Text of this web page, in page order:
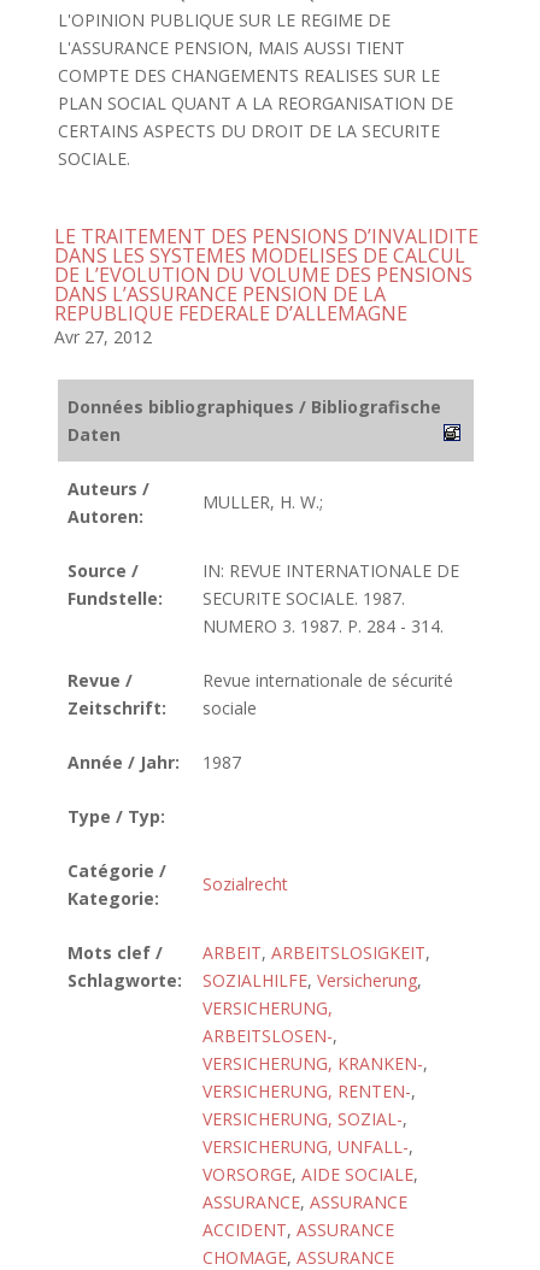
L'OPINION PUBLIQUE SUR LE REGIME DE
L'ASSURANCE PENSION, MAIS AUSSI TIENT
COMPTE DES CHANGEMENTS REALISES SUR LE
PLAN SOCIAL QUANT A LA REORGANISATION DE
CERTAINS ASPECTS DU DROIT DE LA SECURITE
SOCIALE.
LE TRAITEMENT DES PENSIONS D’INVALIDITE
DANS LES SYSTEMES MODELISES DE CALCUL
DE L’EVOLUTION DU VOLUME DES PENSIONS
DANS L’ASSURANCE PENSION DE LA
REPUBLIQUE FEDERALE D’ALLEMAGNE
Avr 27, 2012
Données bibliographiques / Bibliografische
Daten
Auteurs /
Autoren:
MULLER, H. W.;
Source /
Fundstelle:
IN: REVUE INTERNATIONALE DE
SECURITE SOCIALE. 1987.
NUMERO 3. 1987. P. 284 - 314.
Revue /
Zeitschrift:
Revue internationale de sécurité
sociale
Année / Jahr: 1987
Type / Typ:
Catégorie /
Kategorie:
Sozialrecht
Mots clef /
Schlagworte:
ARBEIT, ARBEITSLOSIGKEIT,
SOZIALHILFE, Versicherung,
VERSICHERUNG,
ARBEITSLOSEN-,
VERSICHERUNG, KRANKEN-,
VERSICHERUNG, RENTEN-,
VERSICHERUNG, SOZIAL-,
VERSICHERUNG, UNFALL-,
VORSORGE, AIDE SOCIALE,
ASSURANCE, ASSURANCE
ACCIDENT, ASSURANCE
CHOMAGE, ASSURANCE